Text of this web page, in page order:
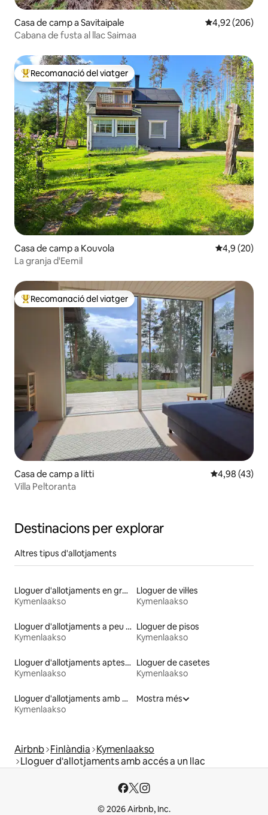
Casa de camp a Savitaipale 4,92 de
4,92 (206)
Cabana de fusta al llac Saimaa
Principals recomanacions dels viatgers
Recomanació del viatger
Casa de camp a Kouvola 4,9 de
4,9 (20)
La granja d'Eemil
Principals recomanacions dels viatgers
Recomanació del viatger
Casa de camp a Iitti 4,98 de
4,98 (43)
Villa Peltoranta
Destinacions per explorar
Altres tipus d'allotjaments
Lloguer d'allotjaments en granges
Kymenlaakso
Lloguer de vil·les
Kymenlaakso
Lloguer d'allotjaments a peu de platja
Kymenlaakso
Lloguer de pisos
Kymenlaakso
Lloguer d'allotjaments aptes per a animals de companyia
Kymenlaakso
Lloguer de casetes
Kymenlaakso
Lloguer d'allotjaments amb accés a la platja
Kymenlaakso
Mostra més
Airbnb Finlàndia Kymenlaakso
Lloguer d'allotjaments amb accés a un llac
© 2026 Airbnb, Inc.